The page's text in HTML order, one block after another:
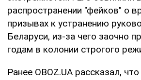
распространении "фейков" о
призывах к устранению
Беларуси, из-за чего заочно
годам в колонии строгого
Ранее OBOZ.UA рассказал, что